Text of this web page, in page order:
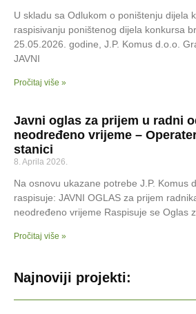
U skladu sa Odlukom o poništenju dijela
raspisivanju poništenog dijela konkursa
25.05.2026. godine, J.P. Komus d.o.o.
JAVNI
Pročitaj više »
Javni oglas za prijem u radni
neodređeno vrijeme –
stanici
8. Aprila 2026.
Na osnovu ukazane potrebe J.P. Komus
raspisuje: JAVNI OGLAS za prijem
neodređeno vrijeme Raspisuje se Oglas
Pročitaj više »
Najnoviji projekti: